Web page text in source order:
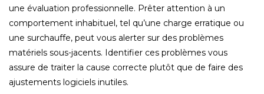
une évaluation professionnelle. Prêter attention à un
comportement inhabituel, tel qu’une charge erratique ou
une surchauffe, peut vous alerter sur des problèmes
matériels sous-jacents. Identifier ces problèmes vous
assure de traiter la cause correcte plutôt que de faire des
ajustements logiciels inutiles.